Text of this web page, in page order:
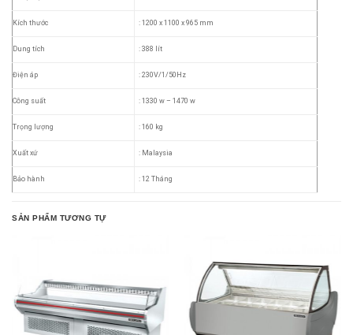
Kích thước : 1200 x 1100 x 965 mm
Dung tích : 388 lít
Điện áp : 230V/1/50Hz
Công suất : 1330 w – 1470 w
Trọng lượng : 160 kg
Xuất xứ : Malaysia
Bảo hành : 12 Tháng
SẢN PHẨM TƯƠNG TỰ